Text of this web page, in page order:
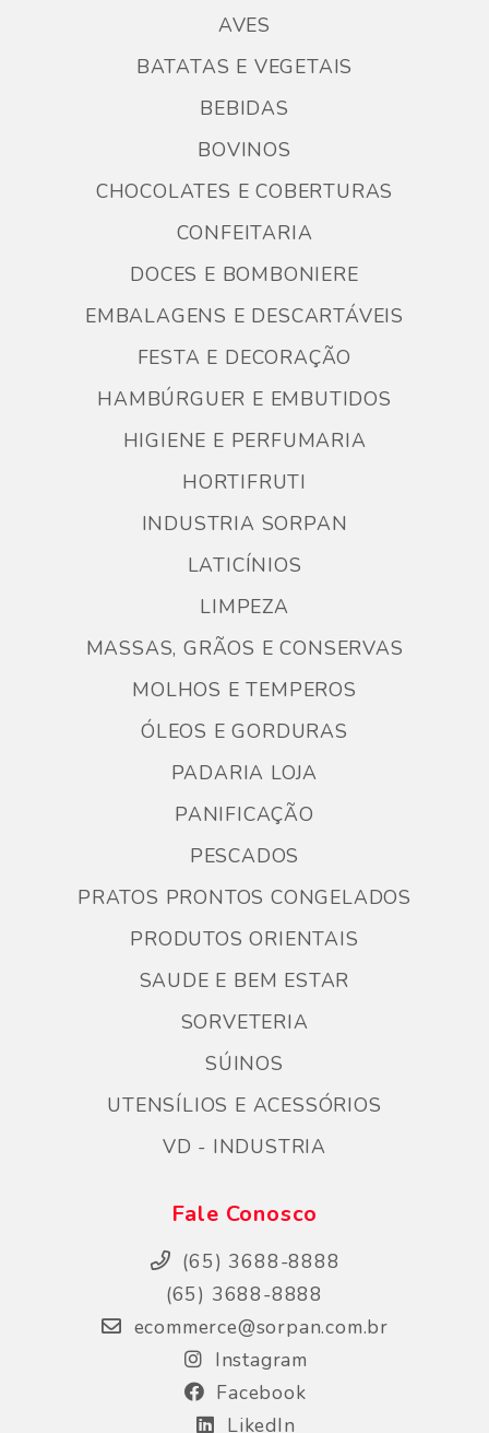
AVES
BATATAS E VEGETAIS
BEBIDAS
BOVINOS
CHOCOLATES E COBERTURAS
CONFEITARIA
DOCES E BOMBONIERE
EMBALAGENS E DESCARTÁVEIS
FESTA E DECORAÇÃO
HAMBÚRGUER E EMBUTIDOS
HIGIENE E PERFUMARIA
HORTIFRUTI
INDUSTRIA SORPAN
LATICÍNIOS
LIMPEZA
MASSAS, GRÃOS E CONSERVAS
MOLHOS E TEMPEROS
ÓLEOS E GORDURAS
PADARIA LOJA
PANIFICAÇÃO
PESCADOS
PRATOS PRONTOS CONGELADOS
PRODUTOS ORIENTAIS
SAUDE E BEM ESTAR
SORVETERIA
SÚINOS
UTENSÍLIOS E ACESSÓRIOS
VD - INDUSTRIA
Fale Conosco
(65) 3688-8888
(65) 3688-8888
ecommerce@sorpan.com.br
Instagram
Facebook
LikedIn